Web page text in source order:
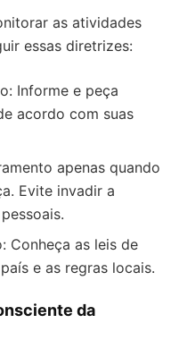
as atividades
essas diretrizes:
Informe e peça
acordo com suas
apenas quando
Evite invadir a
Conheça as leis de
e as regras locais.
da